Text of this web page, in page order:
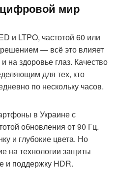
цифровой мир
и LTPO, частотой 60 или
— всё это влияет
на здоровье глаз. Качество
для тех, кто
по нескольку часов.
в Украине с
обновления от 90 Гц.
и глубокие цвета. Но
на технологии защиты
и поддержку HDR.